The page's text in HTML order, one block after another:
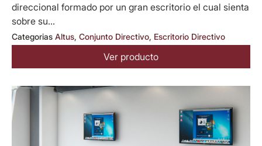
direccional formado por un gran escritorio el cual sienta
sobre su...
Categorias Altus, Conjunto Directivo, Escritorio Directivo
Ver producto